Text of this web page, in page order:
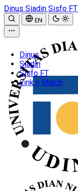
Dinus Siadin Sisfo FT
EN
Dinus
Siadin
Sisfo FT
Link n Match